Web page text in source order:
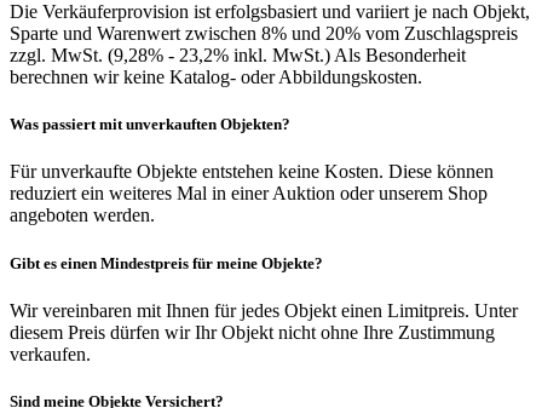
Die Verkäuferprovision ist erfolgsbasiert und variiert je nach Objekt,
Sparte und Warenwert zwischen 8% und 20% vom Zuschlagspreis
zzgl. MwSt. (9,28% - 23,2% inkl. MwSt.) Als Besonderheit
berechnen wir keine Katalog- oder Abbildungskosten.
Was passiert mit unverkauften Objekten?
Für unverkaufte Objekte entstehen keine Kosten. Diese können
reduziert ein weiteres Mal in einer Auktion oder unserem Shop
angeboten werden.
Gibt es einen Mindestpreis für meine Objekte?
Wir vereinbaren mit Ihnen für jedes Objekt einen Limitpreis. Unter
diesem Preis dürfen wir Ihr Objekt nicht ohne Ihre Zustimmung
verkaufen.
Sind meine Objekte Versichert?